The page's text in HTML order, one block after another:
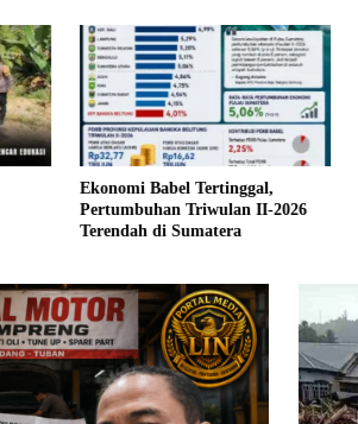
Ekonomi Babel Tertinggal,
Pertumbuhan Triwulan II-2026
Terendah di Sumatera